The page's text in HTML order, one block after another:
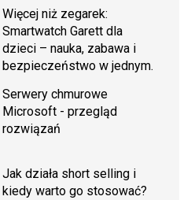
Więcej niż zegarek:
Smartwatch Garett dla
dzieci – nauka, zabawa i
bezpieczeństwo w jednym.
Serwery chmurowe
Microsoft - przegląd
rozwiązań
Jak działa short selling i
kiedy warto go stosować?